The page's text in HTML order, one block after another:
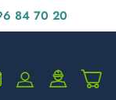
84 70 20